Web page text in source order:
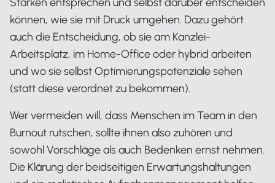
können, wie sie mit Druck umgehen. Dazu gehört
auch die Entscheidung, ob sie am Kanzlei-
Arbeitsplatz, im Home-Office oder hybrid arbeiten
und wo sie selbst Optimierungspotenziale sehen
(statt diese verordnet zu bekommen).
Wer vermeiden will, dass Menschen im Team in den
Burnout rutschen, sollte ihnen also zuhören und
sowohl Vorschläge als auch Bedenken ernst nehmen.
Die Klärung der beidseitigen Erwartungshaltungen